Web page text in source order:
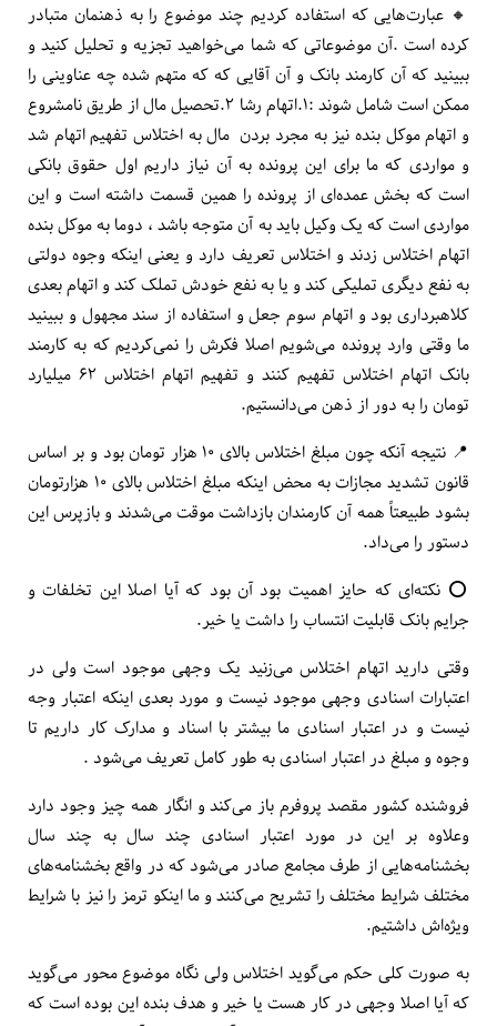
🔸️ عبارت‌هایی که استفاده کردیم چند موضوع را به ذهنمان متبادر
کرده است .آن موضوعاتی که شما می‌خواهید تجزیه و تحلیل کنید و
ببینید که آن کارمند بانک و آن آقایی که که متهم شده چه عناوینی را
ممکن است شامل شوند :۱.اتهام رشا ۲.تحصیل مال از طریق نامشروع
و اتهام موکل بنده نیز به مجرد بردن مال به اختلاس تفهیم اتهام شد
و مواردی که ما برای این پرونده به آن نیاز داریم اول حقوق بانکی
است که بخش عمده‌ای از پرونده را همین قسمت داشته است و این
مواردی است که یک وکیل باید به آن متوجه باشد ، دوما به موکل بنده
اتهام اختلاس زدند و اختلاس تعریف دارد و یعنی اینکه وجوه دولتی
به نفع دیگری تملیکی کند و یا به نفع خودش تملک کند و اتهام بعدی
کلاهبرداری بود و اتهام سوم جعل و استفاده از سند مجهول و ببینید
ما وقتی وارد پرونده می‌شویم اصلا فکرش را نمی‌کردیم که به کارمند
بانک اتهام اختلاس تفهیم کنند و تفهیم اتهام اختلاس ۶۲ میلیارد
تومان را به دور از ذهن می‌دانستیم.
📍 نتیجه آنکه چون مبلغ اختلاس بالای ۱۰ هزار تومان بود و بر اساس
قانون تشدید مجازات به محض اینکه مبلغ اختلاس بالای ۱۰ هزارتومان
بشود طبیعتاً همه آن کارمندان بازداشت موقت می‌شدند و بازپرس این
دستور را می‌داد.
⭕️ نکته‌ای که حایز اهمیت بود آن بود که آیا اصلا این تخلفات و
جرایم بانک قابلیت انتساب را داشت یا خیر.
وقتی دارید اتهام اختلاس می‌زنید یک وجهی موجود است ولی در
اعتبارات اسنادی وجهی موجود نیست و مورد بعدی اینکه اعتبار وجه
نیست و در اعتبار اسنادی ما بیشتر با اسناد و مدارک کار داریم تا
وجوه و مبلغ در اعتبار اسنادی به طور کامل تعریف می‌شود .
فروشنده کشور مقصد پروفرم باز می‌کند و انگار همه چیز وجود دارد
وعلاوه بر این در مورد اعتبار اسنادی چند سال به چند سال
بخشنامه‌هایی از طرف مجامع صادر می‌شود که در واقع بخشنامه‌های
مختلف شرایط مختلف را تشریح می‌کنند و ما اینکو ترمز را نیز با شرایط
ویژه‌اش داشتیم.
به صورت کلی حکم می‌گوید اختلاس ولی نگاه موضوع محور می‌گوید
که آیا اصلا وجهی در کار هست یا خیر و هدف بنده این بوده است که